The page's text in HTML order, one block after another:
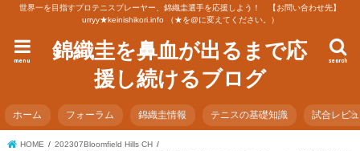
世界一を目指すプロテニスプレーヤー、錦織圭選手を応援しよう！ 【お問い合わせ先】
urryy★keinishikori.info （★を@に変えてください。）
錦織圭を鼻血が出るまで応
援し続けるブログ
search
menu
ホーム フォーラム 錦織圭情報 テニスの基礎知識 試合レビ
HOME
202307Bloomfield Hills CH